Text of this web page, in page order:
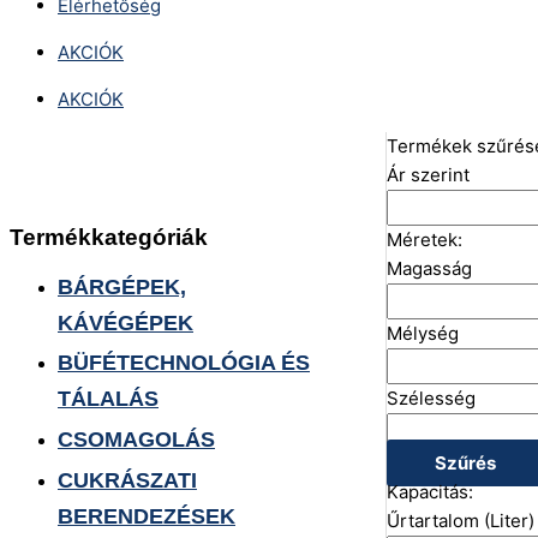
Elérhetőség
AKCIÓK
AKCIÓK
Termékkategóriák
BÁRGÉPEK,
KÁVÉGÉPEK
BÜFÉTECHNOLÓGIA ÉS
TÁLALÁS
CSOMAGOLÁS
CUKRÁSZATI
BERENDEZÉSEK
Termékek
Ár szerint
Méretek:
Magasság
Mélység
Szélesség
Szűrés
Kapacitás:
Űrtartalom (Liter)